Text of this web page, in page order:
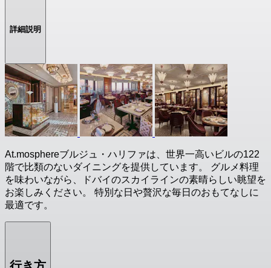
詳細説明
At.mosphereブルジュ・ハリファは、世界一高いビルの122
階で比類のないダイニングを提供しています。 グルメ料理
を味わいながら、ドバイのスカイラインの素晴らしい眺望を
お楽しみください。 特別な日や贅沢な毎日のおもてなしに
最適です。